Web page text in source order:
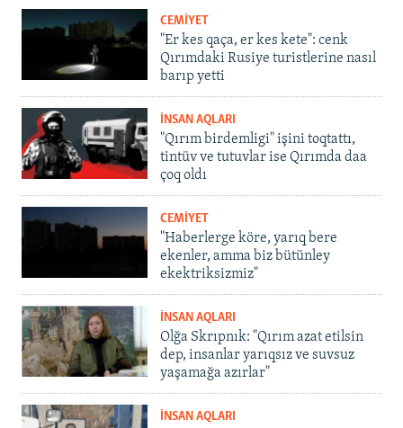
CEMİYET
"Er kes qaça, er kes kete": cenk
Qırımdaki Rusiye turistlerine nasıl
barıp yetti
İNSAN AQLARI
"Qırım birdemligi" işini toqtattı,
tintüv ve tutuvlar ise Qırımda daa
çoq oldı
CEMİYET
"Haberlerge köre, yarıq bere
ekenler, amma biz bütünley
ekektriksizmiz"
İNSAN AQLARI
Olğa Skrıpnık: "Qırım azat etilsin
dep, insanlar yarıqsız ve suvsuz
yaşamağa azırlar"
İNSAN AQLARI